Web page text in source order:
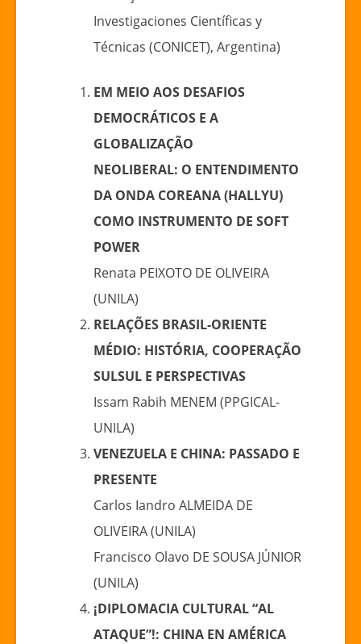
Investigaciones Científicas y
Técnicas (CONICET), Argentina)
EM MEIO AOS DESAFIOS
DEMOCRÁTICOS E A
GLOBALIZAÇÃO
NEOLIBERAL: O ENTENDIMENTO
DA ONDA COREANA (HALLYU)
COMO INSTRUMENTO DE SOFT
POWER
Renata PEIXOTO DE OLIVEIRA
(UNILA)
RELAÇÕES BRASIL-ORIENTE
MÉDIO: HISTÓRIA, COOPERAÇÃO
SULSUL E PERSPECTIVAS
Issam Rabih MENEM (PPGICAL-
UNILA)
VENEZUELA E CHINA: PASSADO E
PRESENTE
Carlos Iandro ALMEIDA DE
OLIVEIRA (UNILA)
Francisco Olavo DE SOUSA JÚNIOR
(UNILA)
¡DIPLOMACIA CULTURAL “AL
ATAQUE”!: CHINA EN AMÉRICA